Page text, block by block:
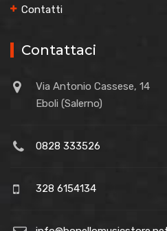
Contatti
Contattaci
Via Antonio Cassese, 14
Eboli (Salerno)
0828 333526
328 6154134